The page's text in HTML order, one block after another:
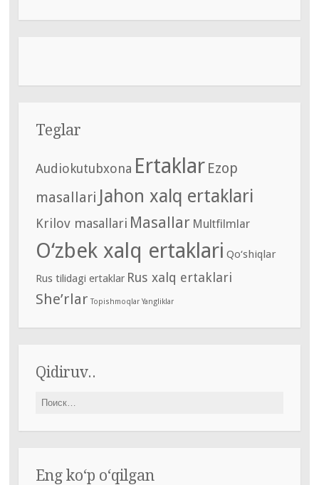
Teglar
Audiokutubxona Ertaklar Ezop
masallari Jahon xalq ertaklari
Krilov masallari Masallar Multfilmlar
O‘zbek xalq ertaklari Qo‘shiqlar
Rus tilidagi ertaklar Rus xalq ertaklari
She’rlar Topishmoqlar Yangliklar
Qidiruv..
Найти:
Eng ko‘p o‘qilgan